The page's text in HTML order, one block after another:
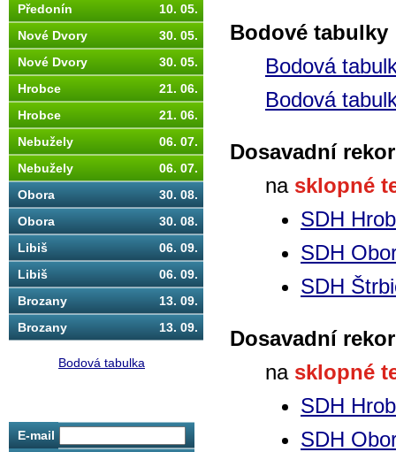
Bodové tabulky
Bodová
Bodová
Dosavadní
na sklopné
SDH
SDH
SDH
Dosavadní
na sklopné
SDH
SDH
Předonín
10. 05.
Nové Dvory
30. 05.
Nové Dvory
30. 05.
Hrobce
21. 06.
Hrobce
21. 06.
Nebužely
06. 07.
Nebužely
06. 07.
Obora
30. 08.
Obora
30. 08.
Libiš
06. 09.
Libiš
06. 09.
Brozany
13. 09.
Brozany
13. 09.
Bodová tabulka
E-mail